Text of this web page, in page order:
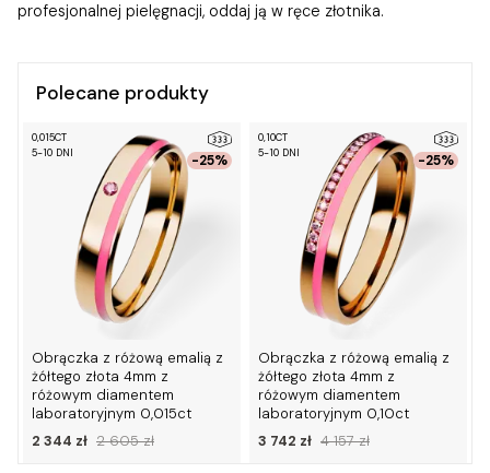
profesjonalnej pielęgnacji, oddaj ją w ręce złotnika.
Polecane produkty
-25%
0,015CT
5-10 DNI
Obrączka z różową emalią z
żółtego złota 4mm z
różowym diamentem
laboratoryjnym 0,015ct
2 344 zł 2 605 zł
-25%
0,10CT
5-10 DNI
Obrączka z różową emalią z
żółtego złota 4mm z
różowym diamentem
laboratoryjnym 0,10ct
3 742 zł 4 157 zł